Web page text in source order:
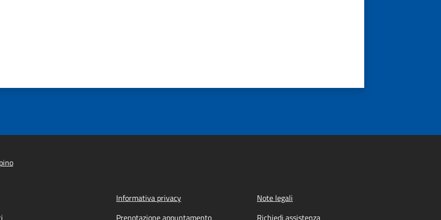
Informativa privacy
Note legali
Prenotazione appuntamento Richiedi assistenza